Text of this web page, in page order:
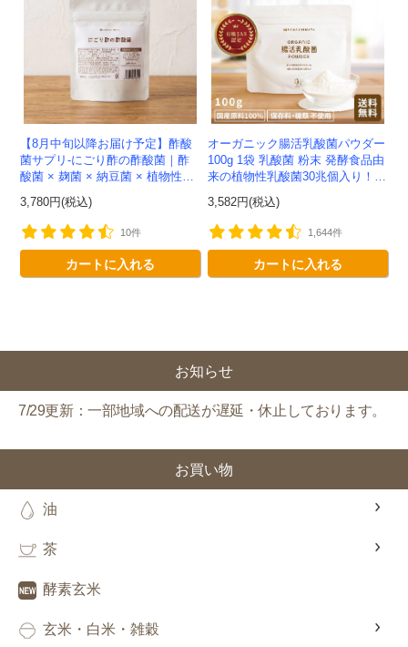
【8月中旬以降お届け予定】酢酸
菌サプリ-にごり酢の酢酸菌｜酢
酸菌 × 麹菌 × 納豆菌 × 植物性乳
ま屋-【送料無料】*メ...
3,780円(税込)
10件
カートに入れる
オーガニック腸活乳酸菌パウダー
100g 1袋 乳酸菌 粉末 発酵食品由
来の植物性乳酸菌30兆個入り！有
料】 *メ...
3,582円(税込)
1,644件
カートに入れる
お知らせ
7/29更新：一部地域への配送が遅延・休止しております。
お買い物
油
茶
酵素玄米
玄米・白米・雑穀